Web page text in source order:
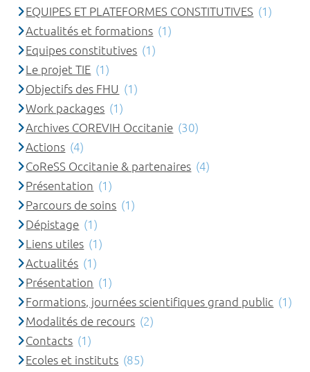
EQUIPES ET PLATEFORMES CONSTITUTIVES (1)
Actualités et formations (1)
Equipes constitutives (1)
Le projet TIE (1)
Objectifs des FHU (1)
Work packages (1)
Archives COREVIH Occitanie (30)
Actions (4)
CoReSS Occitanie & partenaires (4)
Présentation (1)
Parcours de soins (1)
Dépistage (1)
Liens utiles (1)
Actualités (1)
Présentation (1)
Formations, journées scientifiques grand public (1)
Modalités de recours (2)
Contacts (1)
Ecoles et instituts (85)